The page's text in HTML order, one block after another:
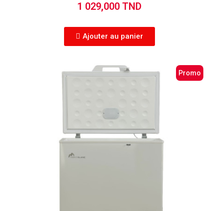
1 029,000 TND
Ajouter au panier
Promo